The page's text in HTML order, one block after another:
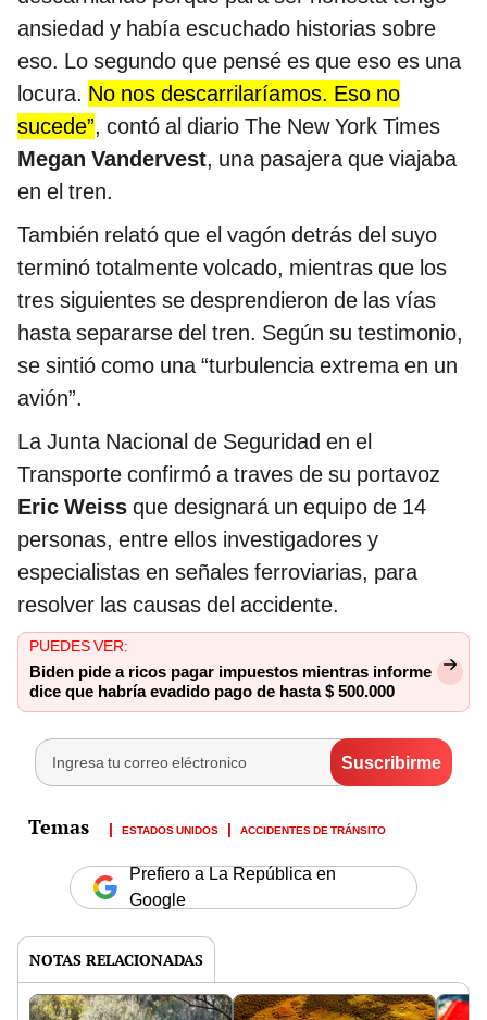
ansiedad y había escuchado historias sobre
eso. Lo segundo que pensé es que eso es una
locura. No nos descarrilaríamos. Eso no
sucede”, contó al diario The New York Times
Megan Vandervest, una pasajera que viajaba
en el tren.
También relató que el vagón detrás del suyo
terminó totalmente volcado, mientras que los
tres siguientes se desprendieron de las vías
hasta separarse del tren. Según su testimonio,
se sintió como una “turbulencia extrema en un
avión”.
La Junta Nacional de Seguridad en el
Transporte confirmó a traves de su portavoz
Eric Weiss que designará un equipo de 14
personas, entre ellos investigadores y
especialistas en señales ferroviarias, para
resolver las causas del accidente.
PUEDES VER:
Biden pide a ricos pagar impuestos mientras informe
dice que habría evadido pago de hasta $ 500.000
ESTADOS UNIDOS ACCIDENTES DE TRÁNSITO
Prefiero a La República en
Google
NOTAS RELACIONADAS